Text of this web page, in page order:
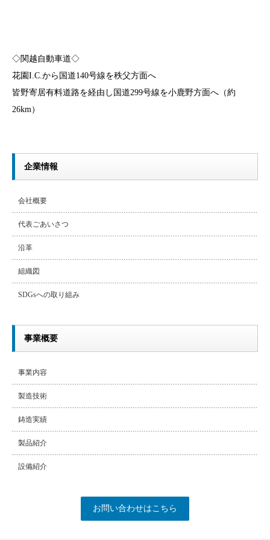
◇関越自動車道◇
花園I.C.から国道140号線を秩父方面へ
皆野寄居有料道路を経由し国道299号線を小鹿野方面へ（約
26km）
企業情報
会社概要
代表ごあいさつ
沿革
組織図
SDGsへの取り組み
事業概要
事業内容
製造技術
鋳造実績
製品紹介
設備紹介
お問い合わせはこちら